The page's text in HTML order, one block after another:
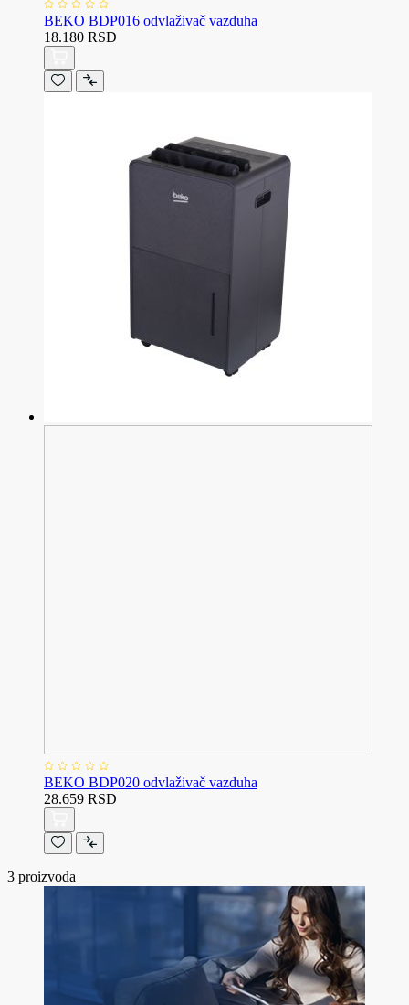
BEKO BDP016 odvlaživač vazduha
18.180 RSD
BEKO BDP020 odvlaživač vazduha
28.659 RSD
3 proizvoda